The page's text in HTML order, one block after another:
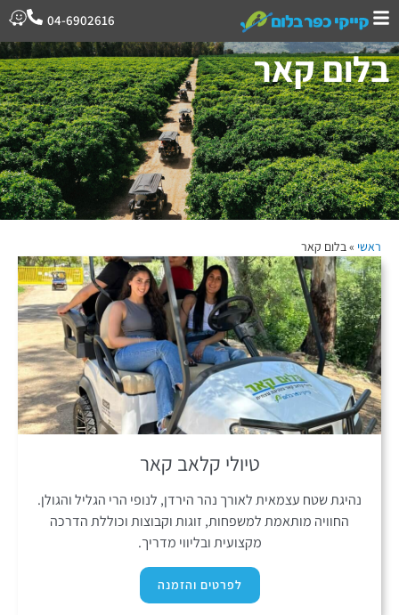
04-6902616
בלום קאר
ראשי »בלום קאר
טיולי קלאב קאר
נהיגת שטח עצמאית לאורך נהר הירדן, לנופי הרי הגליל והגולן.
החוויה מותאמת למשפחות, זוגות וקבוצות וכוללת הדרכה
מקצועית ובליווי מדריך.
לפרטים והזמנה